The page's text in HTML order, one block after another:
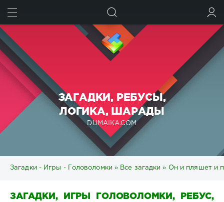
ЗАГАДКИ, РЕБУСЫ,
ЛОГИКА, ШАРАДЫ
DUMAIKA.COM
Загадки - Игры - Головоломки » Все загадки » Он и пляшет и
ЗАГАДКИ, ИГРЫ ГОЛОВОЛОМКИ, РЕБУС,